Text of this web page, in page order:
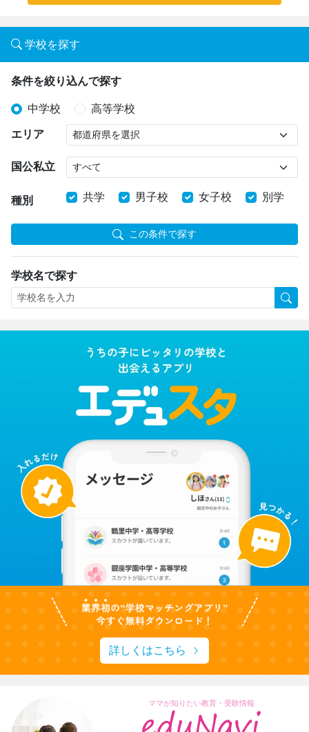
学校を探す
条件を絞り込んで探す
中学校 高等学校
エリア
国公私立
種別 共学 男子校 女子校 別学
この条件で探す
学校名で探す
詳しくはこちら
ママが知りたい教育・受験情報